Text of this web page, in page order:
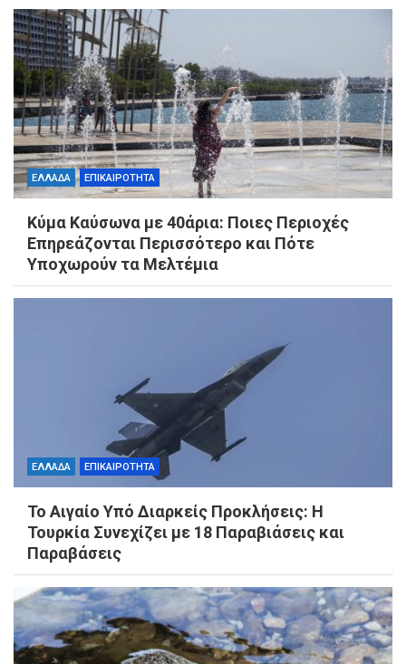
ΕΛΛΑΔΑ ΕΠΙΚΑΙΡΟΤΗΤΑ
Κύμα Καύσωνα με 40άρια: Ποιες Περιοχές
Επηρεάζονται Περισσότερο και Πότε
Υποχωρούν τα Μελτέμια
ΕΛΛΑΔΑ ΕΠΙΚΑΙΡΟΤΗΤΑ
Το Αιγαίο Υπό Διαρκείς Προκλήσεις: Η
Τουρκία Συνεχίζει με 18 Παραβιάσεις και
Παραβάσεις